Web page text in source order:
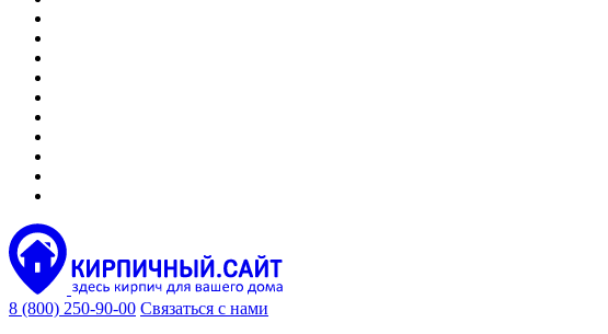
8 (800) 250-90-00 Связаться с нами